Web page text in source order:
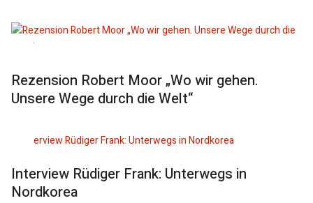
Rezension Robert Moor „Wo wir gehen.
Unsere Wege durch die Welt“
Interview Rüdiger Frank: Unterwegs in
Nordkorea